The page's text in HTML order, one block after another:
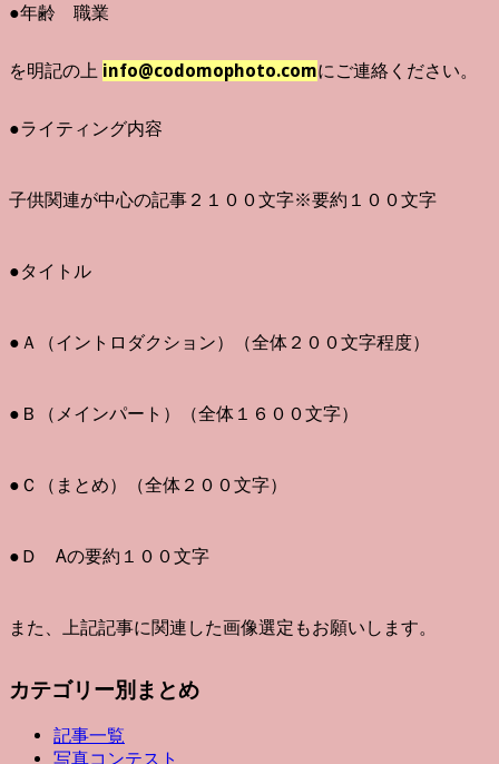
●年齢 職業
を明記の上 info@codomophoto.comにご連絡ください。
●ライティング内容
子供関連が中心の記事２１００文字※要約１００文字
●タイトル
●Ａ（イントロダクション）（全体２００文字程度）
●Ｂ（メインパート）（全体１６００文字）
●Ｃ（まとめ）（全体２００文字）
●Ｄ Aの要約１００文字
また、上記記事に関連した画像選定もお願いします。
カテゴリー別まとめ
記事一覧
写真コンテスト